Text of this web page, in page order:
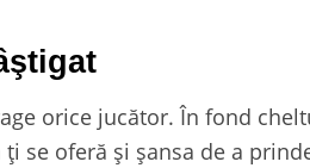
orice jucător. În fond
se oferă şi șansa de a